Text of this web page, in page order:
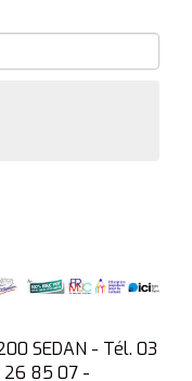
SEDAN - Tél. 03
26 85 07 -